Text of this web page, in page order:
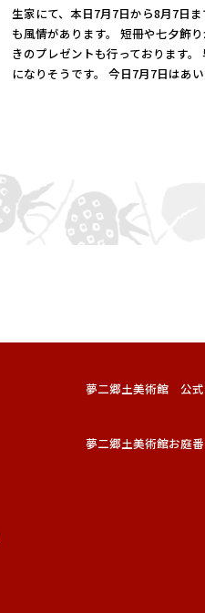
生家にて、本日7月7日から8月7日
も風情があります。 短冊や七夕飾
きのプレゼントも行っております
になりそうです。 今日7月7日はあ
夢二郷土美術館 公式
夢二郷土美術館お庭